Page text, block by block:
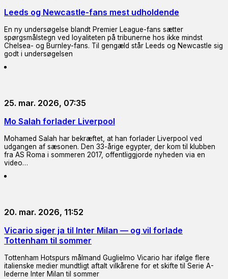
Leeds og Newcastle-fans mest udholdende
En ny undersøgelse blandt Premier League-fans sætter
spørgsmålstegn ved loyaliteten på tribunerne hos ikke mindst
Chelsea- og Burnley-fans. Til gengæld står Leeds og Newcastle sig
godt i undersøgelsen
25. mar. 2026, 07:35
Mo Salah forlader Liverpool
Mohamed Salah har bekræftet, at han forlader Liverpool ved
udgangen af sæsonen. Den 33-årige egypter, der kom til klubben
fra AS Roma i sommeren 2017, offentliggjorde nyheden via en
video…
20. mar. 2026, 11:52
Vicario siger ja til Inter Milan — og vil forlade
Tottenham til sommer
Tottenham Hotspurs målmand Guglielmo Vicario har ifølge flere
italienske medier mundtligt aftalt vilkårene for et skifte til Serie A-
lederne Inter Milan til sommer